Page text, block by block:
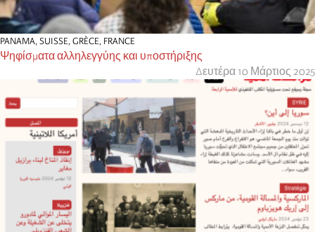
PANAMA, SUISSE, GRÈCE, FRANCE
Ψηφίσματα αλληλεγγύης και υποστήριξης
Δευτέρα 10 Μάρτιος 2025